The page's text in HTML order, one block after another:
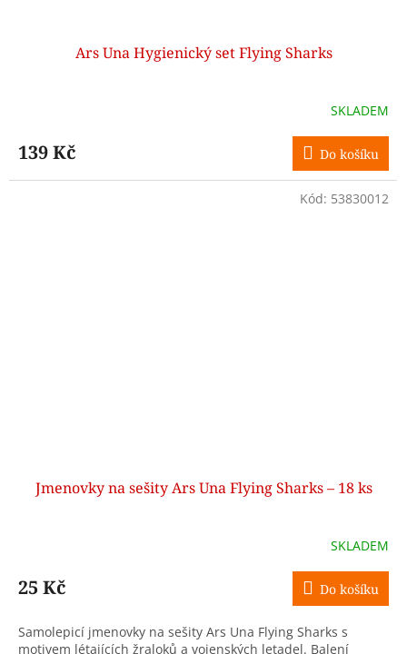
Ars Una Hygienický set Flying Sharks
SKLADEM
139 Kč Do košíku
Jmenovky na sešity Ars Una Flying Sharks – 18 ks
SKLADEM
25 Kč Do košíku
Samolepicí jmenovky na sešity Ars Una Flying Sharks s
motivem létajících žraloků a vojenských letadel. Balení
Kód: 53830012